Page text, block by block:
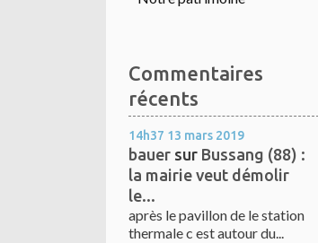
Commentaires
récents
14h37 13 mars 2019
bauer sur Bussang (88) :
la mairie veut démolir
le...
après le pavillon de le station
thermale c est autour du...